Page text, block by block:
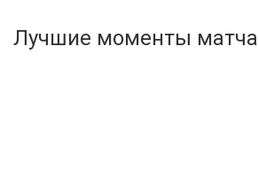
Активировать промокод
Лучшие моменты матча